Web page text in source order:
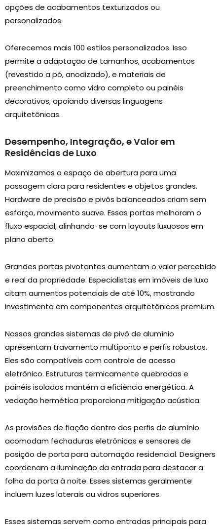
opções de acabamentos texturizados ou
personalizados.
Oferecemos mais 100 estilos personalizados. Isso
permite a adaptação de tamanhos, acabamentos
(revestido a pó, anodizado), e materiais de
preenchimento como vidro completo ou painéis
decorativos, apoiando diversas linguagens
arquitetônicas.
Desempenho, Integração, e Valor em
Residências de Luxo
Maximizamos o espaço de abertura para uma
passagem clara para residentes e objetos grandes.
Hardware de precisão e pivôs balanceados criam sem
esforço, movimento suave. Essas portas melhoram o
fluxo espacial, alinhando-se com layouts luxuosos em
plano aberto.
Grandes portas pivotantes aumentam o valor percebido
e real da propriedade. Especialistas em imóveis de luxo
citam aumentos potenciais de até 10%, mostrando
investimento em componentes arquitetônicos premium.
Nossos grandes sistemas de pivô de alumínio
apresentam travamento multiponto e perfis robustos.
Eles são compatíveis com controle de acesso
eletrônico. Estruturas termicamente quebradas e
painéis isolados mantêm a eficiência energética. A
vedação hermética proporciona mitigação acústica.
As provisões de fiação dentro dos perfis de alumínio
acomodam fechaduras eletrônicas e sensores de
posição de porta para automação residencial. Designers
coordenam a iluminação da entrada para destacar a
folha da porta à noite. Esses sistemas geralmente
incluem luzes laterais ou vidros superiores.
Esses sistemas servem como entradas principais para